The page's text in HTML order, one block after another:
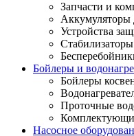
Запчасти и
Устройства
Бойлеры и
Бойлеры
Проточные
Насосное